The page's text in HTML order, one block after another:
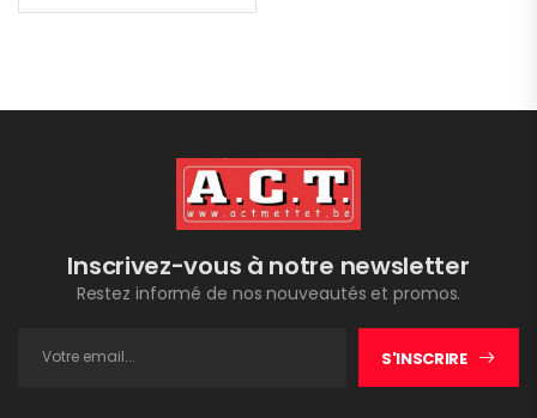
Inscrivez-vous à notre newsletter
Restez informé de nos nouveautés et promos.
S'INSCRIRE